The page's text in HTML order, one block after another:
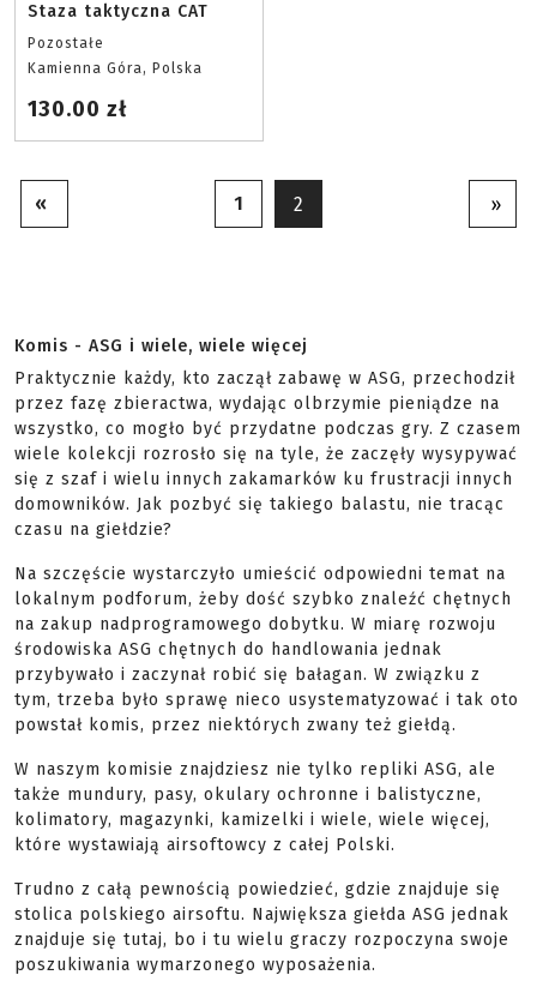
Staza taktyczna CAT
Pozostałe
Kamienna Góra, Polska
130.00 zł
« 1 2 »
Komis - ASG i wiele, wiele więcej
Praktycznie każdy, kto zaczął zabawę w ASG, przechodził
przez fazę zbieractwa, wydając olbrzymie pieniądze na
wszystko, co mogło być przydatne podczas gry. Z czasem
wiele kolekcji rozrosło się na tyle, że zaczęły wysypywać
się z szaf i wielu innych zakamarków ku frustracji innych
domowników. Jak pozbyć się takiego balastu, nie tracąc
czasu na giełdzie?
Na szczęście wystarczyło umieścić odpowiedni temat na
lokalnym podforum, żeby dość szybko znaleźć chętnych
na zakup nadprogramowego dobytku. W miarę rozwoju
środowiska ASG chętnych do handlowania jednak
przybywało i zaczynał robić się bałagan. W związku z
tym, trzeba było sprawę nieco usystematyzować i tak oto
powstał komis, przez niektórych zwany też giełdą.
W naszym komisie znajdziesz nie tylko repliki ASG, ale
także mundury, pasy, okulary ochronne i balistyczne,
kolimatory, magazynki, kamizelki i wiele, wiele więcej,
które wystawiają airsoftowcy z całej Polski.
Trudno z całą pewnością powiedzieć, gdzie znajduje się
stolica polskiego airsoftu. Największa giełda ASG jednak
znajduje się tutaj, bo i tu wielu graczy rozpoczyna swoje
poszukiwania wymarzonego wyposażenia.